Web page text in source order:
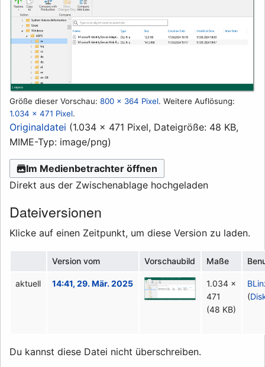
Größe dieser Vorschau: 800 × 364 Pixel. Weitere Auflösung:
1.034 × 471 Pixel.
Originaldatei (1.034 × 471 Pixel, Dateigröße: 48 KB,
MIME-Typ: image/png)
Im Medienbetrachter öffnen
Direkt aus der Zwischenablage hochgeladen
Dateiversionen
Klicke auf einen Zeitpunkt, um diese Version zu laden.
Version vom Vorschaubild Maße
aktuell 14:41, 29. Mär. 2025
1.034 ×
471
(48 KB)
(
Du kannst diese Datei nicht überschreiben.